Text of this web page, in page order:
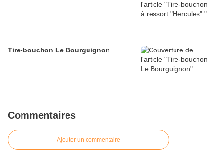
Tire-bouchon Le Bourguignon
Commentaires
Ajouter un commentaire